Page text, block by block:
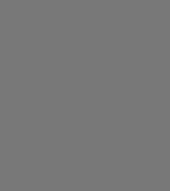
2933MHz (2 slots)